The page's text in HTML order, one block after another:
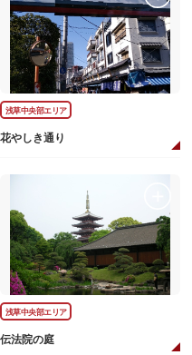
浅草中央部エリア
花やしき通り
浅草中央部エリア
伝法院の庭